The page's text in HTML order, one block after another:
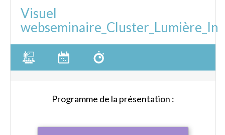
Visuel
webseminaire_Cluster_Lumière_In
Programme de la présentation :